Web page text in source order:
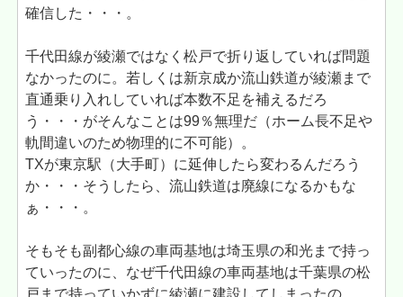
確信した・・・。
千代田線が綾瀬ではなく松戸で折り返していれば問題
なかったのに。若しくは新京成か流山鉄道が綾瀬まで
直通乗り入れしていれば本数不足を補えるだろ
う・・・がそんなことは99％無理だ（ホーム長不足や
軌間違いのため物理的に不可能）。
TXが東京駅（大手町）に延伸したら変わるんだろう
か・・・そうしたら、流山鉄道は廃線になるかもな
ぁ・・・。
そもそも副都心線の車両基地は埼玉県の和光まで持っ
ていったのに、なぜ千代田線の車両基地は千葉県の松
戸まで持っていかずに綾瀬に建設してしまったの